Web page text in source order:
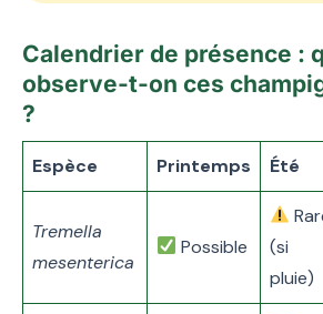
Calendrier de présence :
observe-t-on ces
?
Espèce Printemps Été
Tremella
mesenterica
Possible
(si
pluie)